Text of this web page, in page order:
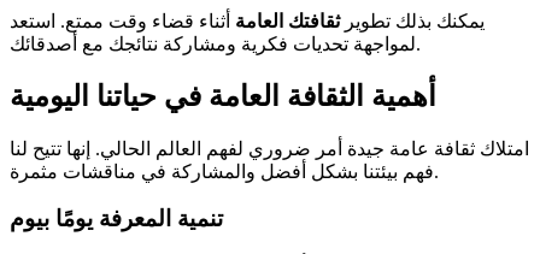
يمكنك بذلك تطويرثقافتك العامة أثناء قضاء وقت ممتع. استعد
لمواجهة تحديات فكرية ومشاركة نتائجك مع أصدقائك.
أهمية الثقافة العامة في حياتنا اليومية
امتلاك ثقافة عامة جيدة أمر ضروري لفهم العالم الحالي. إنها تتيح لنا
فهم بيئتنا بشكل أفضل والمشاركة في مناقشات مثمرة.
تنمية المعرفة يومًا بيوم